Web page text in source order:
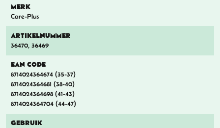
MERK
Care-Plus
ARTIKELNUMMER
36470, 36469
EAN CODE
8714024364674 (35-37)
8714024364681 (38-40)
8714024364698 (41-43)
8714024364704 (44-47)
GEBRUIK